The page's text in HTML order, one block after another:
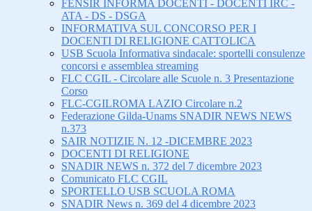
FENSIR INFORMA DOCENTI - DOCENTI IRC -
ATA - DS - DSGA
INFORMATIVA SUL CONCORSO PER I
DOCENTI DI RELIGIONE CATTOLICA
USB Scuola Informativa sindacale: sportelli consulenze
concorsi e assemblea streaming
FLC CGIL - Circolare alle Scuole n. 3 Presentazione
Corso
FLC-CGILROMA LAZIO Circolare n.2
Federazione Gilda-Unams SNADIR NEWS NEWS
n.373
SAIR NOTIZIE N. 12 -DICEMBRE 2023
DOCENTI DI RELIGIONE
SNADIR NEWS n. 372 del 7 dicembre 2023
Comunicato FLC CGIL
SPORTELLO USB SCUOLA ROMA
SNADIR News n. 369 del 4 dicembre 2023